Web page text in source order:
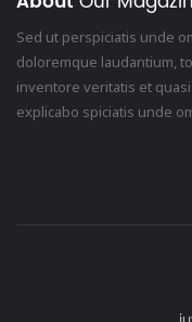
Sed ut perspiciatis unde
doloremque laudantium,
inventore veritatis et
explicabo spiciatis unde